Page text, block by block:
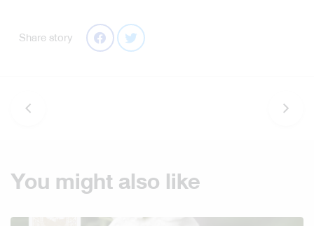
Share story
You might also like